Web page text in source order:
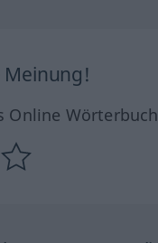
Meinung!
Online